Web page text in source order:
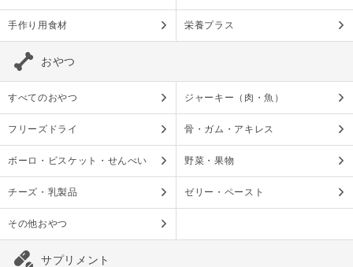
手作り用食材 栄養プラス
おやつ
すべてのおやつ ジャーキー（肉・魚）
フリーズドライ 骨・ガム・アキレス
ボーロ・ビスケット・せんべい 野菜・果物
チーズ・乳製品 ゼリー・ペースト
その他おやつ
サプリメント